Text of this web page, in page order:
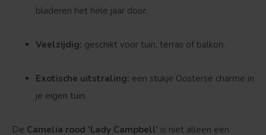
bladeren het hele jaar door.
Veelzijdig: geschikt voor tuin, terras of balkon.
Exotische uitstraling: een stukje Oosterse charme in
je eigen tuin.
De Camelia rood ‘Lady Campbell’ is niet alleen een